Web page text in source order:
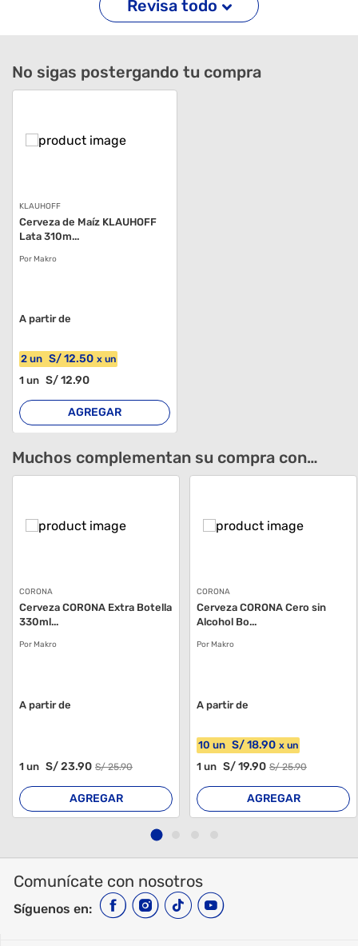
Revisa todo
No sigas postergando tu compra
KLAUHOFF
Cerveza de Maíz KLAUHOFF
Lata 310m...
Por Makro
A partir de
2 un S/12.50 x un
1 un S/12.90
AGREGAR
Muchos complementan su compra con…
CORONA
Cerveza CORONA Extra Botella
330ml...
Por Makro
A partir de
1 un S/23.90 S/25.90
AGREGAR
CORONA
Cerveza CORONA Cero sin
Alcohol Bo...
Por Makro
A partir de
10 un S/18.90 x un
1 un S/19.90 S/25.90
AGREGAR
Comunícate con nosotros
Síguenos en: